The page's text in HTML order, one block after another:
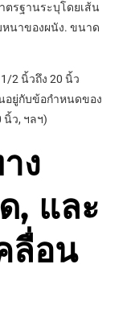
รฐานระบุโดยเส้น
นาของผนัง. ขนาด
2 นิ้วถึง 20 นิ้ว
อยู่กับข้อกำหนดของ
นิ้ว, ฯลฯ)
ง
, และ
ลื่อน